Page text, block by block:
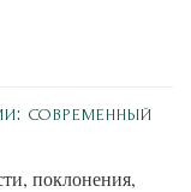
современный
поклонения,